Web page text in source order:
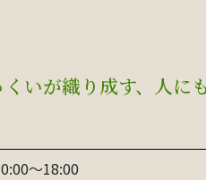
くいが織り成す、人に
〜18:00